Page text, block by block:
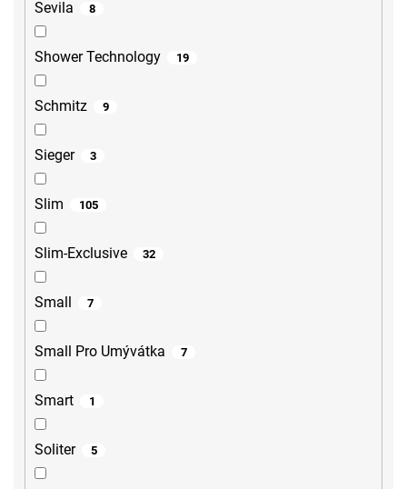
Sevila 8
Shower Technology 19
Schmitz 9
Sieger 3
Slim 105
Slim-Exclusive 32
Small 7
Small Pro Umývátka 7
Smart 1
Soliter 5